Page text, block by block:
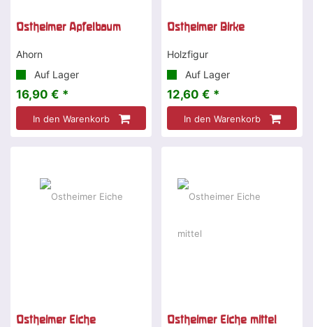
Ostheimer Apfelbaum
Ahorn
Auf Lager
16,90 € *
In den Warenkorb
Ostheimer Birke
Holzfigur
Auf Lager
12,60 € *
In den Warenkorb
Ostheimer Eiche Ostheimer Eiche mittel